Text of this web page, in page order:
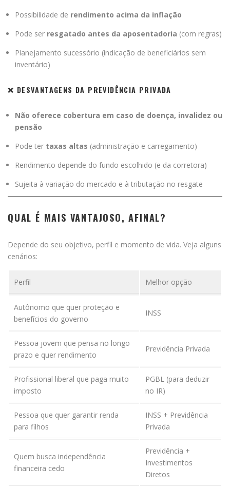
Possibilidade de rendimento acima da inflação
Pode ser resgatado antes da aposentadoria (com regras)
Planejamento sucessório (indicação de beneficiários sem
inventário)
❌ DESVANTAGENS DA PREVIDÊNCIA PRIVADA
Não oferece cobertura em caso de doença, invalidez ou
pensão
Pode ter taxas altas (administração e carregamento)
Rendimento depende do fundo escolhido (e da corretora)
Sujeita à variação do mercado e à tributação no resgate
QUAL É MAIS VANTAJOSO, AFINAL?
Depende do seu objetivo, perfil e momento de vida. Veja alguns
cenários:
Perfil Melhor opção
Autônomo que quer proteção e
benefícios do governo
INSS
Pessoa jovem que pensa no longo
prazo e quer rendimento
Previdência Privada
Profissional liberal que paga muito
imposto
PGBL (para deduzir
no IR)
Pessoa que quer garantir renda
para filhos
INSS + Previdência
Privada
Quem busca independência
financeira cedo
Previdência +
Investimentos
Diretos